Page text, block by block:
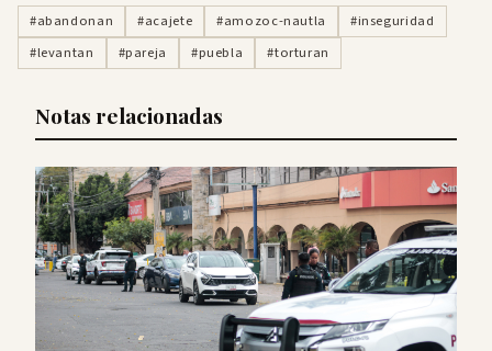
#abandonan #acajete #amozoc-nautla
#inseguridad
#levantan
#pareja #puebla #torturan
Notas relacionadas